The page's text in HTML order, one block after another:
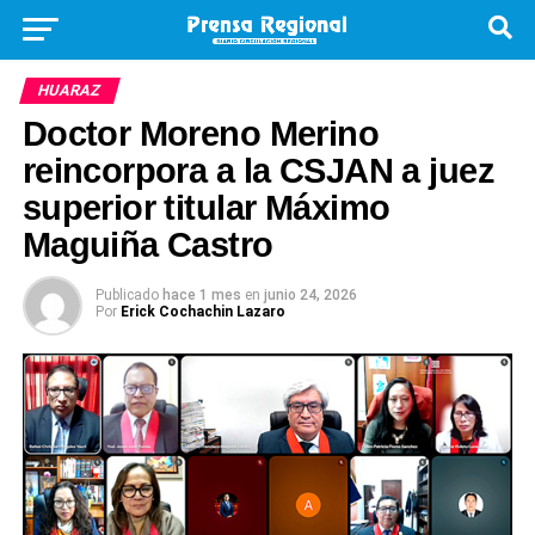
HUARAZ
Doctor Moreno Merino
reincorpora a la CSJAN a juez
superior titular Máximo
Maguiña Castro
Publicado hace 1 mes en junio 24, 2026
Por Erick Cochachin Lazaro